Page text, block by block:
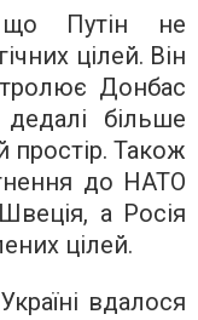
що Путін не
цілей. Він
Донбас
більше
простір. Також
до НАТО
а Росія
цілей.
вдалося